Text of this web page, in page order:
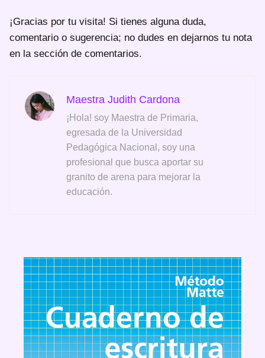
¡Gracias por tu visita! Si tienes alguna duda,
comentario o sugerencia; no dudes en dejarnos tu nota
en la sección de comentarios.
Maestra Judith Cardona
¡Hola! soy Maestra de Primaria,
egresada de la Universidad
Pedagógica Nacional, soy una
profesional que busca aportar su
granito de arena para mejorar la
educación.